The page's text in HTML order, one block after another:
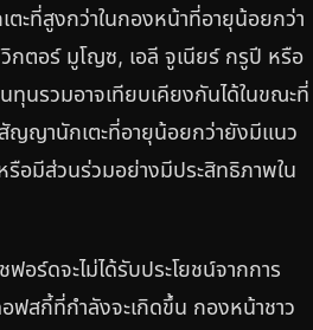
ะที่สูงกว่าในกองหน้าที่อายุน้อยกว่า
กตอร์ มูโญซ, เอลี จูเนียร์ กรูปี หรือ
ทุนรวมอาจเทียบเคียงกันได้ในขณะที่
ญญานักเตะที่อายุน้อยกว่ายังมีแนว
รือมีส่วนร่วมอย่างมีประสิทธิภาพใน
อร์ดจะไม่ได้รับประโยชน์จากการ
อฟสกี้ที่กำลังจะเกิดขึ้น กองหน้าชาว